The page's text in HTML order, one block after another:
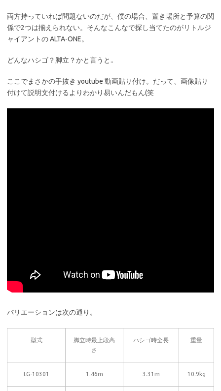
両方持っていれば問題ないのだが、僕の場合、置き場所と予算の関
係で2つは揃えられない。そんなこんなで探し当てたのがリトルジ
ャイアントの ALTA-ONE。
どんなハシゴ？脚立？かと言うと..
ここでまさかの手抜き youtube 動画貼り付け。だって、画像貼り
付けて説明文付けるよりわかり易いんだもん(笑
バリエーションは次の通り。
型式
脚立時最上段高
さ
ハシゴ時全長 重量
LG-10301 1.46m 3.31m 10.9kg